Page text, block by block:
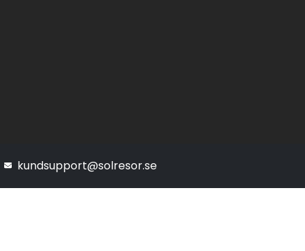
kundsupport@solresor.se